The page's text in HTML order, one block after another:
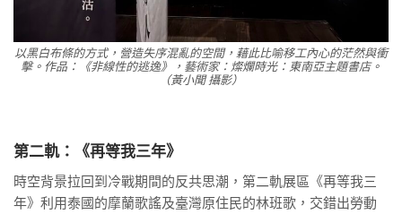
以黑白布條的方式，營造失序混亂的空間，藉此比喻移工內心的茫然與衝
擊。作品：《非線性的逃逸》，藝術家：燦爛時光：東南亞主題書店。
（黃小聞 攝影）
第二軌：《再等我三年》
時空背景拉回到冷戰期間的反共思潮，第二軌展區《再等我三
年》利用泰國的摩蘭歌謠及臺灣原住民的林班歌，交錯出勞動